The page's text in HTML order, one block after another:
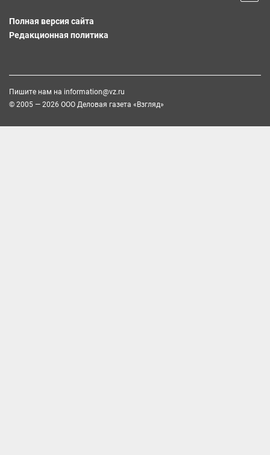
Полная версия сайта
Редакционная политика
Пишите нам на information@vz.ru
© 2005 — 2026 ООО Деловая газета «Взгляд»